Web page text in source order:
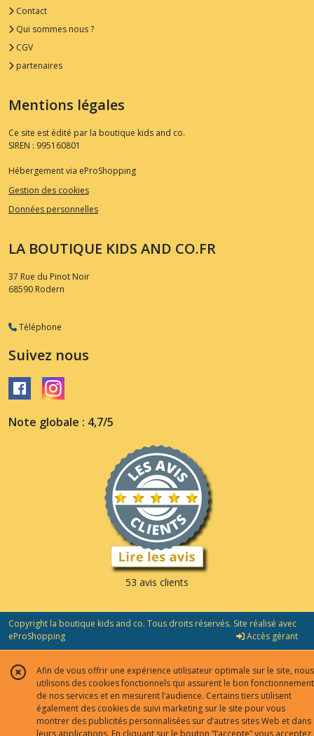
Contact
Qui sommes nous ?
CGV
partenaires
Mentions légales
Ce site est édité par la boutique kids and co.
SIREN : 995160801
Hébergement via eProShopping
Gestion des cookies
Données personnelles
LA BOUTIQUE KIDS AND CO.FR
37 Rue du Pinot Noir
68590 Rodern
Téléphone
Suivez nous
Note globale : 4,7/5
53 avis clients
Copyright la boutique kids and co. Tous droits réservés. Site réalisé avec
eProShopping
Accès gérant
Afin de vous offrir une expérience utilisateur optimale sur le site, nous
utilisons des cookies fonctionnels qui assurent le bon fonctionnement
de nos services et en mesurent l’audience. Certains tiers utilisent
également des cookies de suivi marketing sur le site pour vous
montrer des publicités personnalisées sur d’autres sites Web et dans
leurs applications. En cliquant sur le bouton “J’accepte” vous acceptez